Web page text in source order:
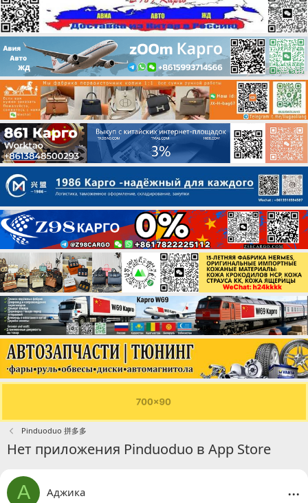
Pinduoduo 拼多多
Нет приложения Pinduoduo в App Store
А Аджика ...